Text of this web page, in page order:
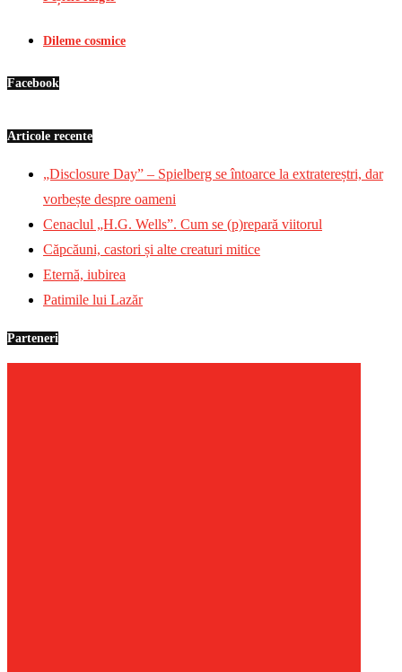
Dileme cosmice
Facebook
Articole recente
„Disclosure Day” – Spielberg se întoarce la extratereștri, dar
vorbește despre oameni
Cenaclul „H.G. Wells”. Cum se (p)repară viitorul
Căpcăuni, castori și alte creaturi mitice
Eternă, iubirea
Patimile lui Lazăr
Parteneri